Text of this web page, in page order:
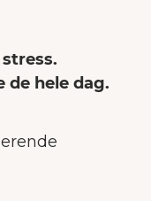
de hele dag.